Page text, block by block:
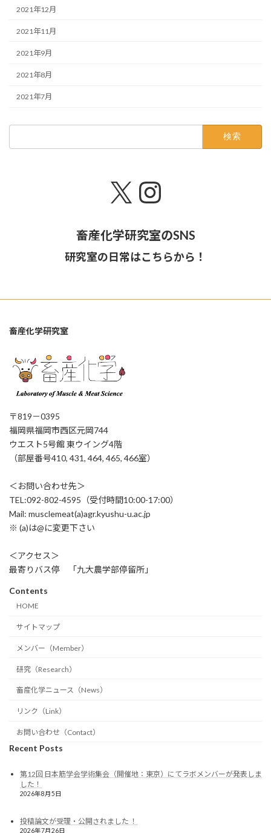
2021年12月
2021年11月
2021年9月
2021年8月
2021年7月
X Instagram
畜産化学研究室のSNS
研究室の日常はこちらから！
畜産化学研究室
〒819－0395
福岡県福岡市西区元岡744
ウエスト5号館 東ウイング4階
（部屋番号410, 431, 464, 465, 466室）
＜お問い合わせ先＞
TEL:092-802-4595（受付時間10:00-17:00）
Mail: musclemeat(a)agr.kyushu-u.ac.jp
※ (a)は@に変更下さい
＜アクセス＞
最寄りバス停 「九大農学部停留所」
Contents
HOME
サイトマップ
メンバー（Member）
研究（Research）
畜産化学ニュース（News）
リンク（Link）
お問い合わせ（Contact）
Recent Posts
第12回 日本筋学会学術集会（開催地：東京）にてラボメンバーが発表しま
した！
2026年8月5日
投稿論文が受理・公開されました ！
2026年7月26日